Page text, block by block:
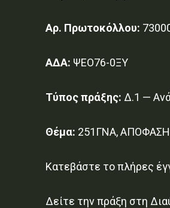
Αρ. Πρωτοκόλλου:
ΑΔΑ: ΨΕΟ76-0ΞΥ
Τύπος πράξης: Δ.1 —
Θέμα: 251ΓΝΑ,
Κατεβάστε το πλήρες
Δείτε την πράξη στη